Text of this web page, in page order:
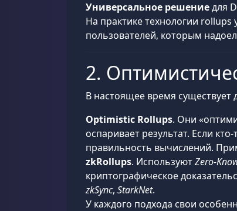
Универсальное решениедля
На практике технологии
пользователей, которым
2.
В настоящее время существует
Optimistic Rollups. Они
оспаривает результат. Если
правильность вычислений.
zkRollups. ИспользуютZero-
криптографическое
zkSync, StarkNet.
У каждого подхода свои